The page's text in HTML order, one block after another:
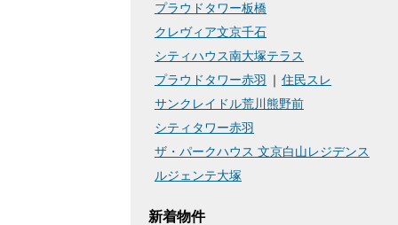
プラウドタワー板橋
クレヴィア文京千石
シティハウス南大塚テラス
プラウドタワー赤羽
住民スレ
サンクレイドル荒川熊野前
シティタワー赤羽
ザ・パークハウス 文京白山レジデンス
ルジェンテ大塚
新着物件